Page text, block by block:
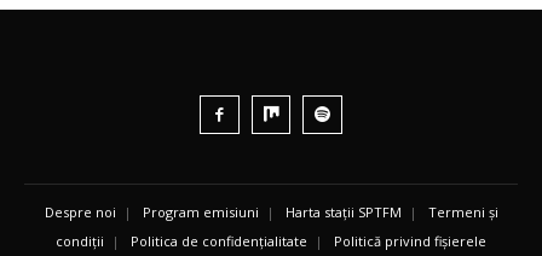
Despre noi | Program emisiuni | Harta stații SPTFM | Termeni și
condiții | Politica de confidențialitate | Politică privind fișierele